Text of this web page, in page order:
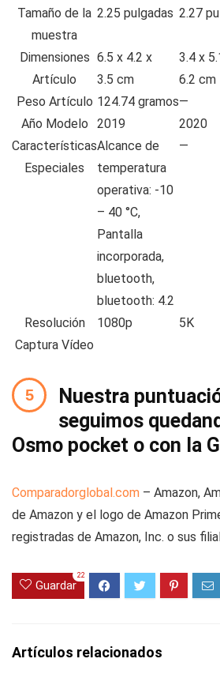
Tamaño de la
muestra
2.25 pulgadas 2.27
Dimensiones
Artículo
6.5 x 4.2 x
3.5 cm
3.4 x
6.2 cm
Peso Artículo 124.74 gramos—
Año Modelo
2019 2020
Características
Especiales
Alcance de
temperatura
operativa: -10
– 40 °C,
Pantalla
incorporada,
bluetooth,
bluetooth: 4.2
—
Resolución
Captura Vídeo
1080p 5K
Nuestra
seguimos
Osmo pocket o con la
Comparadorglobal.com – Amazon,
de Amazon y el logo de Amazon
registradas de Amazon, Inc. o sus
Guardar
22
Artículos relacionados